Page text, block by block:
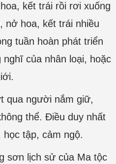
kết trái rồi rơi xuống
nở hoa, kết trái nhiều
tuần hoàn phát triển
của nhân loại, hoặc
qua người nắm giữ,
thể. Điều duy nhất
tập, cảm ngộ.
sơn lịch sử của Ma tộc